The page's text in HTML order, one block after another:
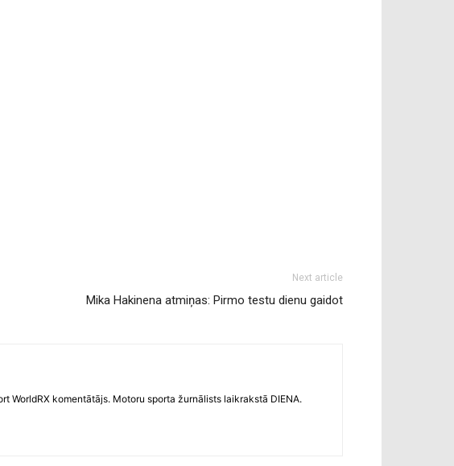
Next article
Mika Hakinena atmiņas: Pirmo testu dienu gaidot
WorldRX komentātājs. Motoru sporta žurnālists laikrakstā DIENA.